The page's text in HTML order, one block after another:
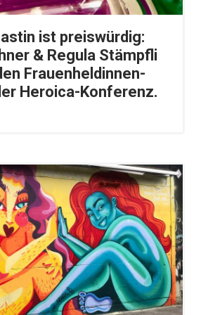
ist preiswürdig:
& Regula Stämpfli
Frauenheldinnen-
Heroica-Konferenz.